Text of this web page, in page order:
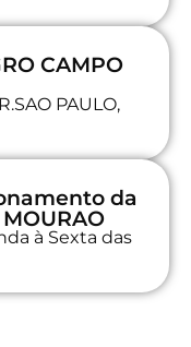
CAMPO
PAULO,
da
à Sexta das